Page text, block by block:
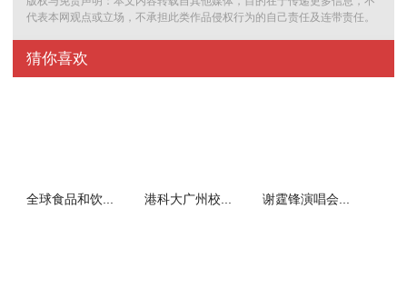
代表本网观点或立场，不承担此类作品侵权行为的自己责任及连带责任。
猜你喜欢
全球食品和饮... 港科大广州校... 谢霆锋演唱会...